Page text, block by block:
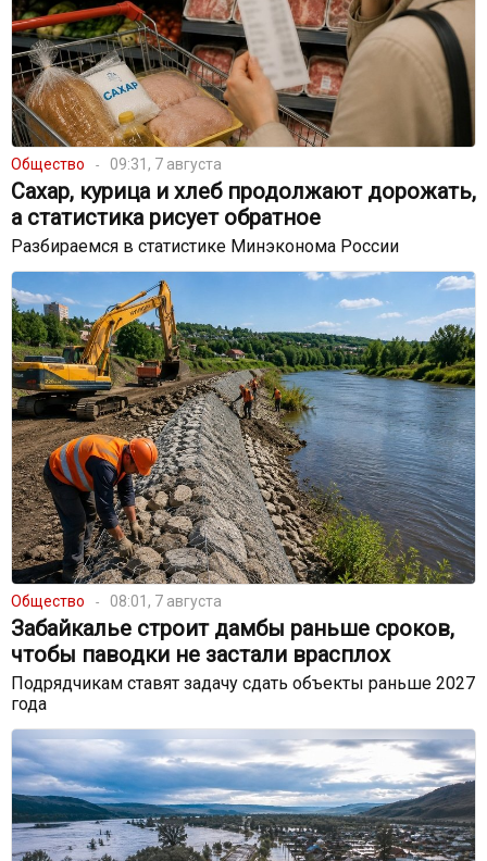
Общество 09:31, 7 августа
Сахар, курица и хлеб продолжают дорожать,
а статистика рисует обратное
Разбираемся в статистике Минэконома России
Общество 08:01, 7 августа
Забайкалье строит дамбы раньше сроков,
чтобы паводки не застали врасплох
Подрядчикам ставят задачу сдать объекты раньше 2027
года